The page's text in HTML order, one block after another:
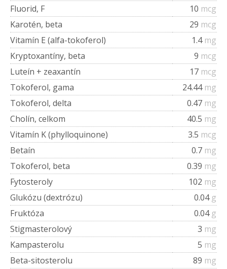
Fluorid, F
10 mcg
Karotén, beta
29 mcg
Vitamín E (alfa-tokoferol)
1.4 mg
Kryptoxantíny, beta
9 mcg
Luteín + zeaxantín
17 mcg
Tokoferol, gama
24.44 mg
Tokoferol, delta
0.47 mg
Cholín, celkom
40.5 mg
Vitamín K (phylloquinone)
3.5 mcg
Betaín
0.7 mg
Tokoferol, beta
0.39 mg
Fytosteroly
102 mg
Glukózu (dextrózu)
0.04 g
Fruktóza
0.04 g
Stigmasterolový
3 mg
Kampasterolu
5 mg
Beta-sitosterolu
89 mg